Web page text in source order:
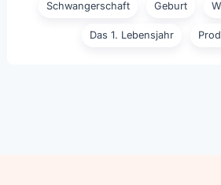
Schwangerschaft Geburt
Das 1. Lebensjahr